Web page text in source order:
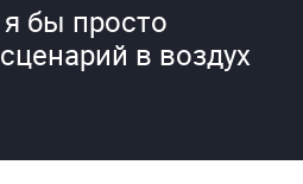
бы просто
в воздух